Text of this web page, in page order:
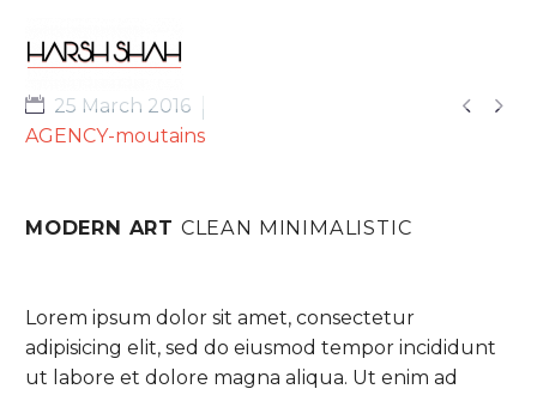
 
25 March 2016
AGENCY-moutains
MODERN ART CLEAN MINIMALISTIC
Lorem ipsum dolor sit amet, consectetur
adipisicing elit, sed do eiusmod tempor incididunt
ut labore et dolore magna aliqua. Ut enim ad